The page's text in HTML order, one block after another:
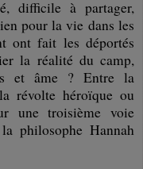
difficile à partager,
pour la vie dans les
ont fait les déportés
la réalité du camp,
et âme ? Entre la
révolte héroïque ou
une troisième voie
philosophe Hannah